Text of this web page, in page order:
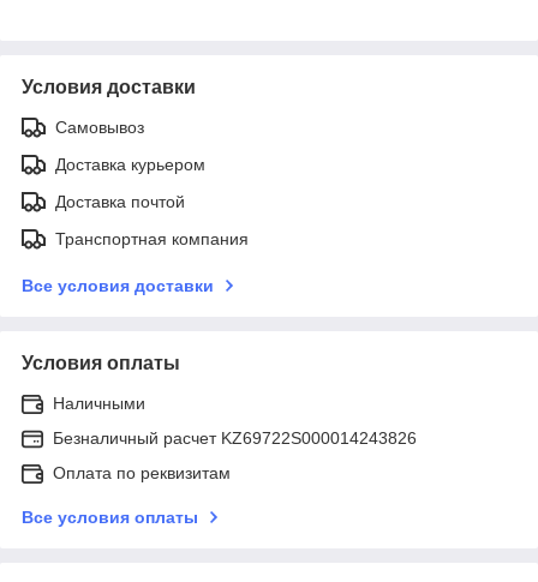
Условия доставки
Самовывоз
Доставка курьером
Доставка почтой
Транспортная компания
Все условия доставки
Условия оплаты
Наличными
Безналичный расчет KZ69722S000014243826
Оплата по реквизитам
Все условия оплаты